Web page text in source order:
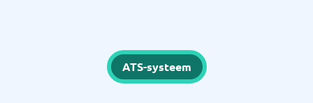
ATS-systeem